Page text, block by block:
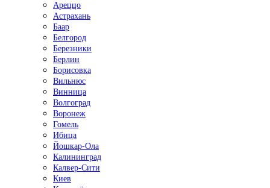
Ареццо
Астрахань
Баар
Белгород
Березники
Берлин
Борисовка
Вильнюс
Винница
Волгоград
Воронеж
Гомель
Ибица
Йошкар-Ола
Калининград
Калвер-Сити
Киев